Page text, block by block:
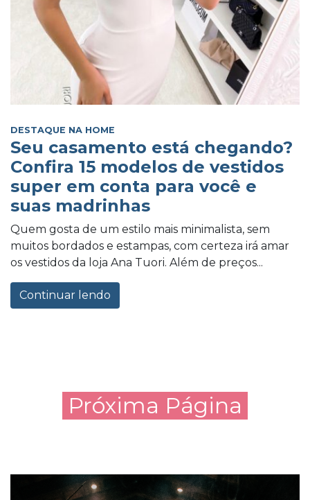
DESTAQUE NA HOME
Seu casamento está chegando?
Confira 15 modelos de vestidos
super em conta para você e
suas madrinhas
Quem gosta de um estilo mais minimalista, sem
muitos bordados e estampas, com certeza irá amar
os vestidos da loja Ana Tuori. Além de preços...
Continuar lendo
Próxima Página